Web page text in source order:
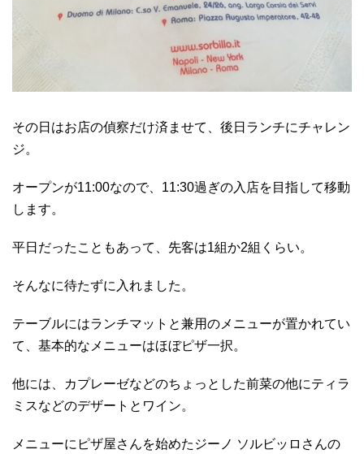
その日はお店の偵察だけ済ませて、後日ランチにチャレン
ジ。
オープンが11:00なので、11:30過ぎの入店を目指して移動
します。
平日だったこともあって、先客は1組か2組くらい。
そんなに待たずに入れました。
テーブルにはランチマットと兼用のメニューが置かれてい
て、基本的なメニューはほぼピザ一択。
他には、カプレーゼなどのちょっとした前菜の他にティラ
ミスなどのデザートとワイン。
メニューにピザ屋さんを始めたジーノ ソルビッロさんの